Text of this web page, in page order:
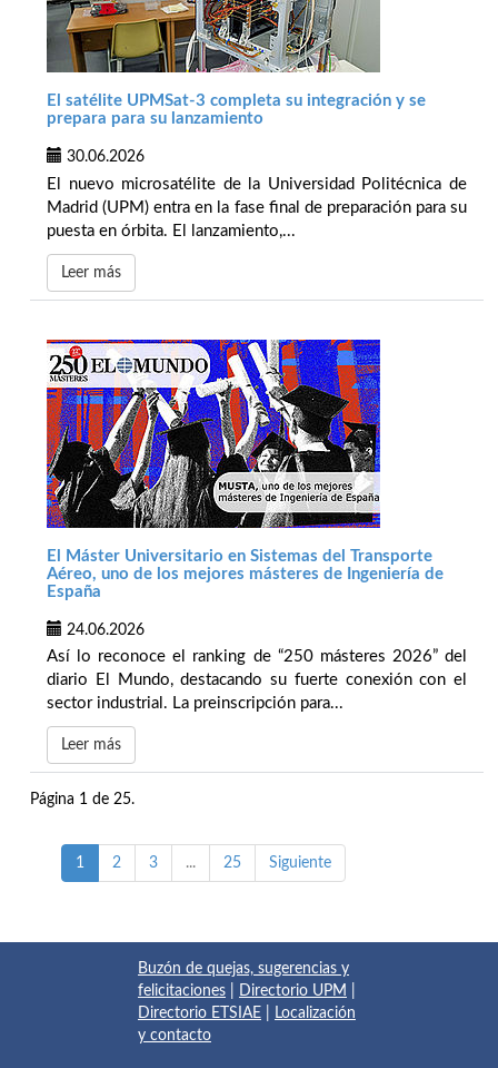
El satélite UPMSat-3 completa su integración y se
prepara para su lanzamiento
30.06.2026
El nuevo microsatélite de la Universidad Politécnica de
Madrid (UPM) entra en la fase final de preparación para su
puesta en órbita. El lanzamiento,...
Leer más
El Máster Universitario en Sistemas del Transporte
Aéreo, uno de los mejores másteres de Ingeniería de
España
24.06.2026
Así lo reconoce el ranking de “250 másteres 2026” del
diario El Mundo, destacando su fuerte conexión con el
sector industrial. La preinscripción para...
Leer más
Página 1 de 25.
1 2 3 ... 25 Siguiente
Buzón de quejas, sugerencias y
felicitaciones
Directorio UPM
Directorio ETSIAE
Localización
y contacto